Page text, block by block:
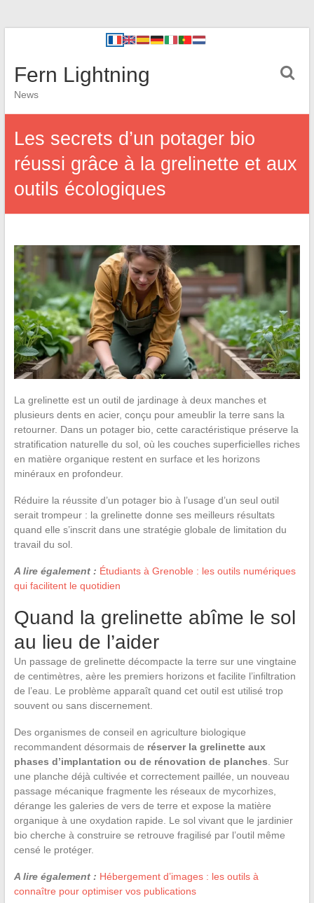
Fern Lightning
News
Les secrets d’un potager bio
réussi grâce à la grelinette et aux
outils écologiques
La grelinette est un outil de jardinage à deux manches et
plusieurs dents en acier, conçu pour ameublir la terre sans la
retourner. Dans un potager bio, cette caractéristique préserve la
stratification naturelle du sol, où les couches superficielles riches
en matière organique restent en surface et les horizons
minéraux en profondeur.
Réduire la réussite d’un potager bio à l’usage d’un seul outil
serait trompeur : la grelinette donne ses meilleurs résultats
quand elle s’inscrit dans une stratégie globale de limitation du
travail du sol.
A lire également : Étudiants à Grenoble : les outils numériques
qui facilitent le quotidien
Quand la grelinette abîme le sol
au lieu de l’aider
Un passage de grelinette décompacte la terre sur une vingtaine
de centimètres, aère les premiers horizons et facilite l’infiltration
de l’eau. Le problème apparaît quand cet outil est utilisé trop
souvent ou sans discernement.
Des organismes de conseil en agriculture biologique
recommandent désormais de réserver la grelinette aux
phases d’implantation ou de rénovation de planches . Sur
une planche déjà cultivée et correctement paillée, un nouveau
passage mécanique fragmente les réseaux de mycorhizes,
dérange les galeries de vers de terre et expose la matière
organique à une oxydation rapide. Le sol vivant que le jardinier
bio cherche à construire se retrouve fragilisé par l’outil même
censé le protéger.
A lire également : Hébergement d’images : les outils à
connaître pour optimiser vos publications